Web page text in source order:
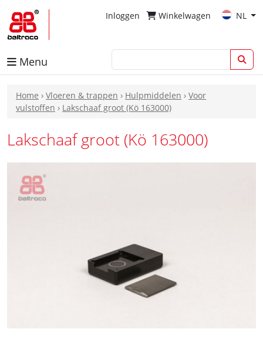
Inloggen Winkelwagen NL
Menu
Home › Vloeren & trappen › Hulpmiddelen › Voor
vulstoffen › Lakschaaf groot (Kö 163000)
Lakschaaf groot (Kö 163000)